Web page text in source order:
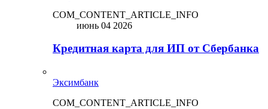
COM_CONTENT_ARTICLE_INFO
июнь 04 2026
Кредитная карта для ИП от Сбербанка
Эксимбанк
COM_CONTENT_ARTICLE_INFO